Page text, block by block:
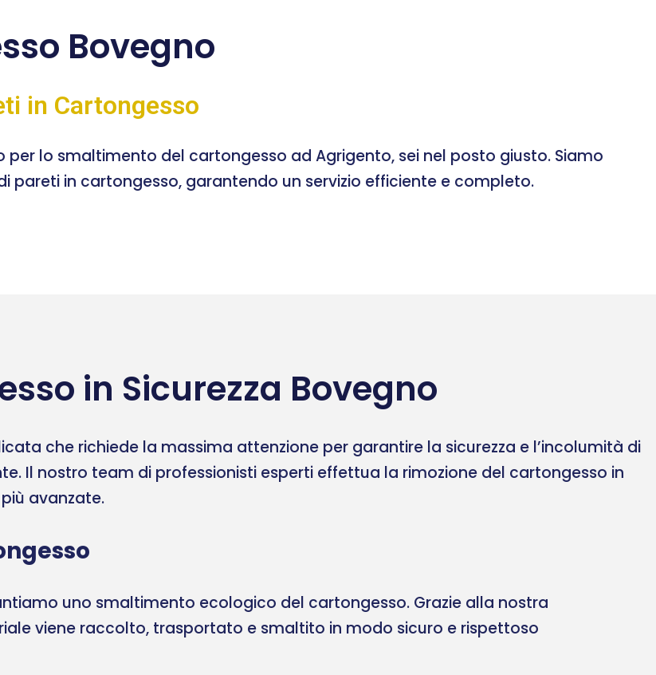
Bovegno
in Cartongesso
per lo smaltimento del cartongesso ad Agrigento, sei nel posto giusto. Siamo
pareti in cartongesso, garantendo un servizio efficiente e completo.
in Sicurezza Bovegno
che richiede la massima attenzione per garantire la sicurezza e l’incolumità di
Il nostro team di professionisti esperti effettua la rimozione del cartongesso in
avanzate.
uno smaltimento ecologico del cartongesso. Grazie alla nostra
viene raccolto, trasportato e smaltito in modo sicuro e rispettoso